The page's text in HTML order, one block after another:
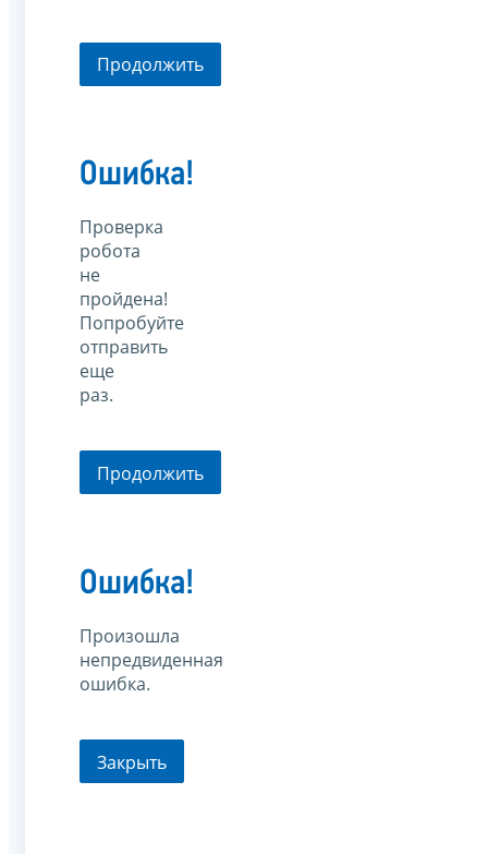
Продолжить
Ошибка!
Проверка
робота
не
пройдена!
Попробуйте
отправить
еще
раз.
Продолжить
Ошибка!
Произошла
непредвиденная
ошибка.
Закрыть